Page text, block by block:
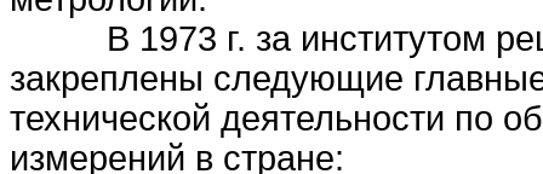
В 1973 г. за институтом
закреплены следующие
технической деятельности по
измерений в стране: